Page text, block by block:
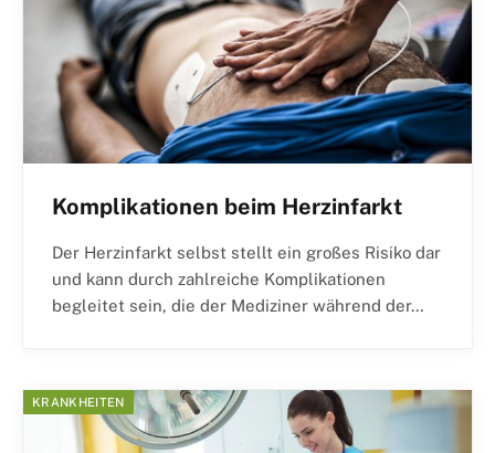
Komplikationen beim Herzinfarkt
Der Herzinfarkt selbst stellt ein großes Risiko dar
und kann durch zahlreiche Komplikationen
begleitet sein, die der Mediziner während der…
KRANKHEITEN